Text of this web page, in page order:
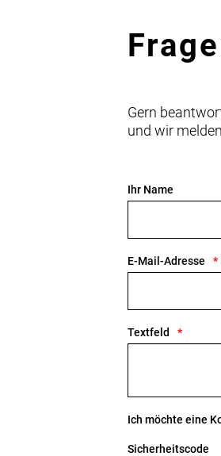
Gern
und wir
Ihr Name
E-Mail-Adresse
Textfeld
Ich möchte eine
Sicherheitscode